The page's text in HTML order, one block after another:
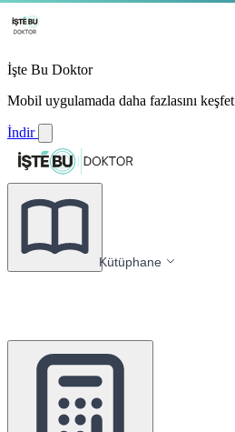
İşte Bu Doktor
Mobil uygulamada daha fazlasını keşfet
İndir
Kütüphane